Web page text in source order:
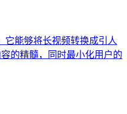
它能够将长视频转换成引人
的精髓，同时最小化用户的